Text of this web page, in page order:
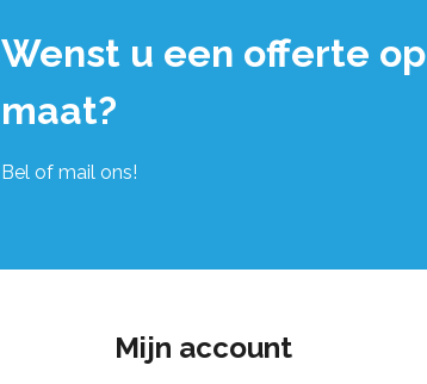
Wenst u een offerte op
maat?
Bel of mail ons!
Mijn account